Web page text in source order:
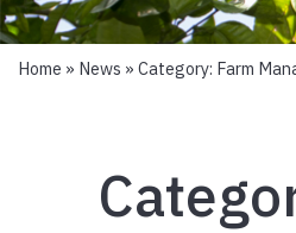
Home » News » Category: Farm